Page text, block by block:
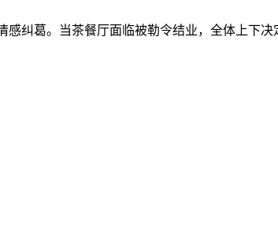
纠葛。当茶餐厅面临被勒令结业，全体上下